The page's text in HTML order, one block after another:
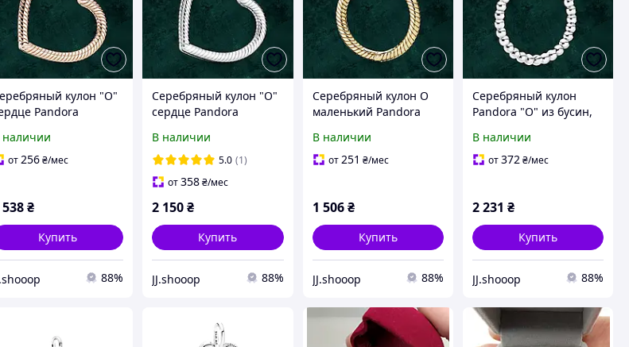
кулон "O"
Pandora
14к золотом
наличии
от256₴/мес
538₴
Купить
88%
Серебряный кулон "O"
сердце Pandora
В наличии
5.0 (1)
от358₴/мес
2 150₴
Купить
JJ.shooop 88%
Серебряный кулон O
маленький Pandora
покрытием 14к золотом
В наличии
от251 ₴/мес
1 506 ₴
Купить
JJ.shooop 88%
Серебряный кулон
Pandora "О" из бусин,
(Пандора) 399077C00
В наличии
от372₴/мес
2 231 ₴
Купить
JJ.shooop 88%